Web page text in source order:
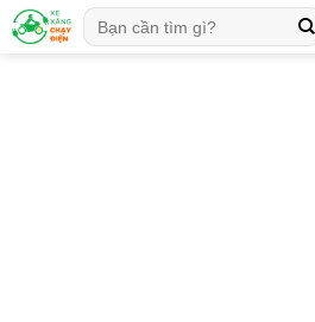
Skip
to
Tìm
kiếm: